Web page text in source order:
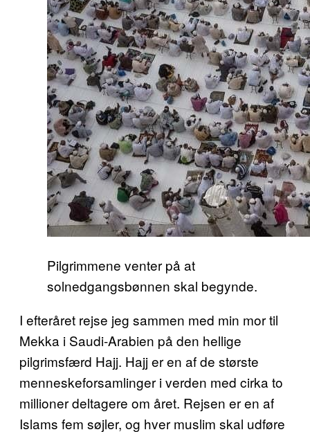
Pilgrimmene venter på at
solnedgangsbønnen skal begynde.
I efteråret rejse jeg sammen med min mor til
Mekka i Saudi-Arabien på den hellige
pilgrimsfærd Hajj. Hajj er en af de største
menneskeforsamlinger i verden med cirka to
millioner deltagere om året. Rejsen er en af
Islams fem søjler, og hver muslim skal udføre